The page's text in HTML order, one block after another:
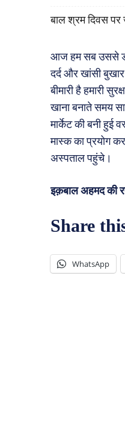
बाल श्रम दिवस
आज हम सब उससे डरे
दर्द और खांसी
बीमारी है हमारी
खाना बनाते समय
मार्केट की बनी
मास्क का प्रयोग
अस्पताल पहुंचे।
इक़बाल अहमद की
Share
WhatsApp